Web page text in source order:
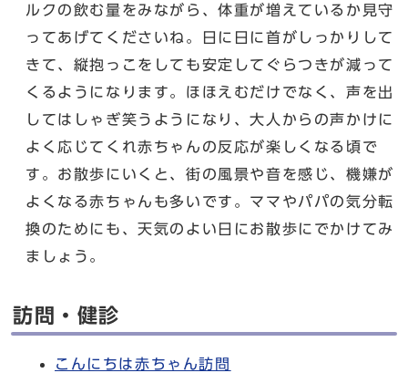
ルクの飲む量をみながら、体重が増えているか見守
ってあげてくださいね。日に日に首がしっかりして
きて、縦抱っこをしても安定してぐらつきが減って
くるようになります。ほほえむだけでなく、声を出
してはしゃぎ笑うようになり、大人からの声かけに
よく応じてくれ赤ちゃんの反応が楽しくなる頃で
す。お散歩にいくと、街の風景や音を感じ、機嫌が
よくなる赤ちゃんも多いです。ママやパパの気分転
換のためにも、天気のよい日にお散歩にでかけてみ
ましょう。
訪問・健診
こんにちは赤ちゃん訪問